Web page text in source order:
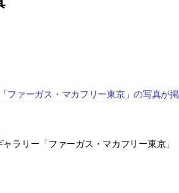
ファーガス・マカフリー東京」の写真が掲
ラリー「ファーガス・マカフリー東京」